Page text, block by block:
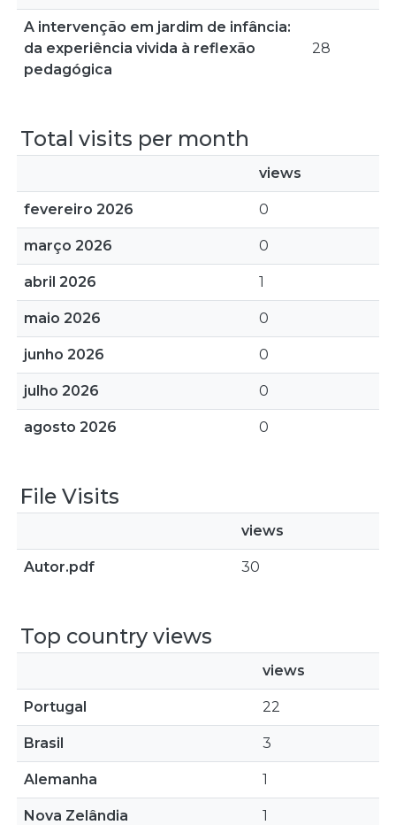
A intervenção em jardim de infância:
da experiência vivida à reflexão
pedagógica
28
Total visits per month
views
fevereiro 2026 0
março 2026 0
abril 2026 1
maio 2026 0
junho 2026 0
julho 2026 0
agosto 2026 0
File Visits
views
Autor.pdf 30
Top country views
views
Portugal 22
Brasil 3
Alemanha 1
Nova Zelândia 1